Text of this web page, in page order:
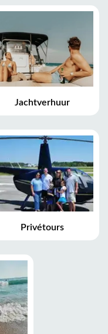
Jachtverhuur
Privétours